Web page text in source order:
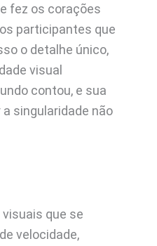
fez os corações
participantes que
o detalhe único,
visual
contou, e sua
singularidade não
que se
velocidade,